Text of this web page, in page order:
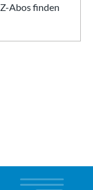
Abos finden